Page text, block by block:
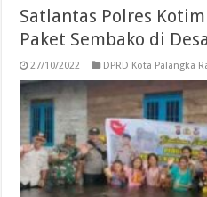
Satlantas Polres
Paket Sembako di
27/10/2022 DPRD Kota Palangka